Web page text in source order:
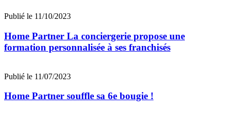
Publié le 11/10/2023
Home Partner La conciergerie propose une
formation personnalisée à ses franchisés
Publié le 11/07/2023
Home Partner souffle sa 6e bougie !